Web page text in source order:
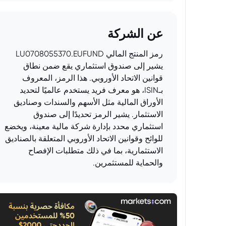
عن الشركة
رمز المنتج المالي LU0708055370.EUFUND
يشير إلى صندوق استثماري يقع ضمن نطاق
قوانين الاتحاد الأوروبي. هذا الرمز، المعروف
بـISIN، هو معرف فريد يستخدم عالميًا لتحديد
الأوراق المالية مثل الأسهم والسندات وصناديق
الاستثمار. يشير الرمز تحديدًا إلى صندوق
استثماري محدد بإدارة شركة مالية معينة، ويخضع
للوائح وقوانين الاتحاد الأوروبي المتعلقة بالصناديق
الاستثمارية، بما في ذلك متطلبات الإفصاح
والحماية للمستثمرين.